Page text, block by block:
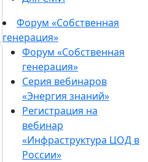
Форум «Собственная
генерация»
Форум «Собственная
генерация»
Серия вебинаров
«Энергия знаний»
Регистрация на
вебинар
«Инфраструктура ЦОД в
России»